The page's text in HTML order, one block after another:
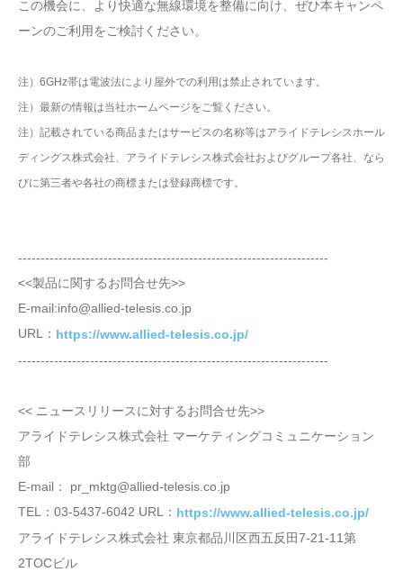
この機会に、より快適な無線環境を整備に向け、ぜひ本キャンペ
ーンのご利用をご検討ください。
注）6GHz帯は電波法により屋外での利用は禁止されています。
注）最新の情報は当社ホームページをご覧ください。
注）記載されている商品またはサービスの名称等はアライドテレシスホール
ディングス株式会社、アライドテレシス株式会社およびグループ各社、なら
びに第三者や各社の商標または登録商標です。
---------------------------------------------------------------------
<<製品に関するお問合せ先>>
E-mail:info@allied-telesis.co.jp
URL： https://www.allied-telesis.co.jp/
---------------------------------------------------------------------
<< ニュースリリースに対するお問合せ先>>
アライドテレシス株式会社 マーケティングコミュニケーション
部
E-mail： pr_mktg@allied-telesis.co.jp
TEL：03-5437-6042 URL： https://www.allied-telesis.co.jp/
アライドテレシス株式会社 東京都品川区西五反田7-21-11第
2TOCビル